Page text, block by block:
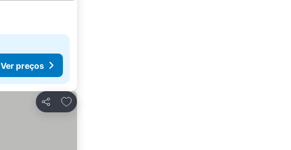
Ver preços
Partilhar
Adicionar aos favoritos